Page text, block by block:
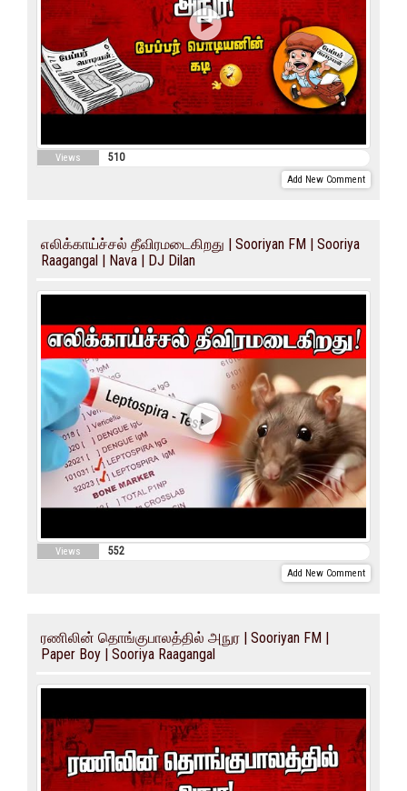
Views 510
Add New Comment
எலிக்காய்ச்சல் தீவிரமடைகிறது | Sooriyan FM | Sooriya
Raagangal | Nava | DJ Dilan
Views 552
Add New Comment
ரணிலின் தொங்குபாலத்தில் அநுர | Sooriyan FM |
Paper Boy | Sooriya Raagangal